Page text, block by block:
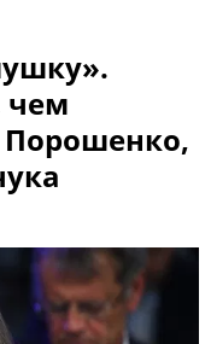
чем
Порошенко,